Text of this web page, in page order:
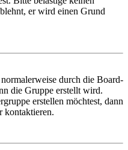
er wird einen Grund
durch die Board-
die Gruppe erstellt wird.
erstellen möchtest, dann
kontaktieren.